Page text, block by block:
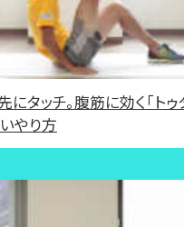
タッチ。腹筋に効く「トゥ
やり方